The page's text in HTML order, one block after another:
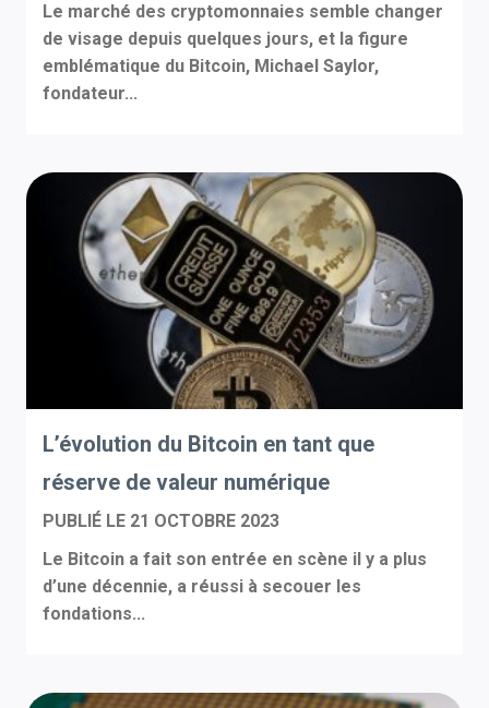
Le marché des cryptomonnaies semble changer
de visage depuis quelques jours, et la figure
emblématique du Bitcoin, Michael Saylor,
fondateur...
L’évolution du Bitcoin en tant que
réserve de valeur numérique
PUBLIÉ LE 21 OCTOBRE 2023
Le Bitcoin a fait son entrée en scène il y a plus
d’une décennie, a réussi à secouer les
fondations...